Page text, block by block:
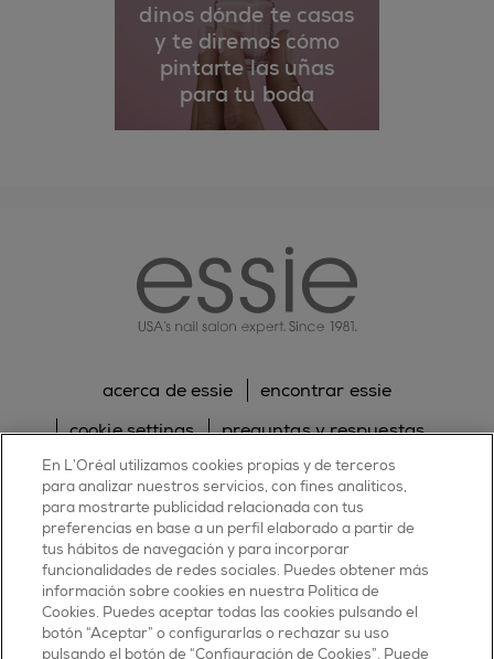
dinos dónde te casas
y te diremos cómo
pintarte las uñas
para tu boda
acerca de essie
encontrar essie
cookie settings
preguntas y respuestas
sitemap
contacta con nosotros
política de cookies
política de privacidad
facebooktwitterpinterestyoutube
En L’Oréal utilizamos cookies propias y de terceros
para analizar nuestros servicios, con fines analíticos,
para mostrarte publicidad relacionada con tus
preferencias en base a un perfil elaborado a partir de
tus hábitos de navegación y para incorporar
funcionalidades de redes sociales. Puedes obtener más
información sobre cookies en nuestra Política de
Cookies. Puedes aceptar todas las cookies pulsando el
botón “Aceptar” o configurarlas o rechazar su uso
pulsando el botón de “Configuración de Cookies”. Puede